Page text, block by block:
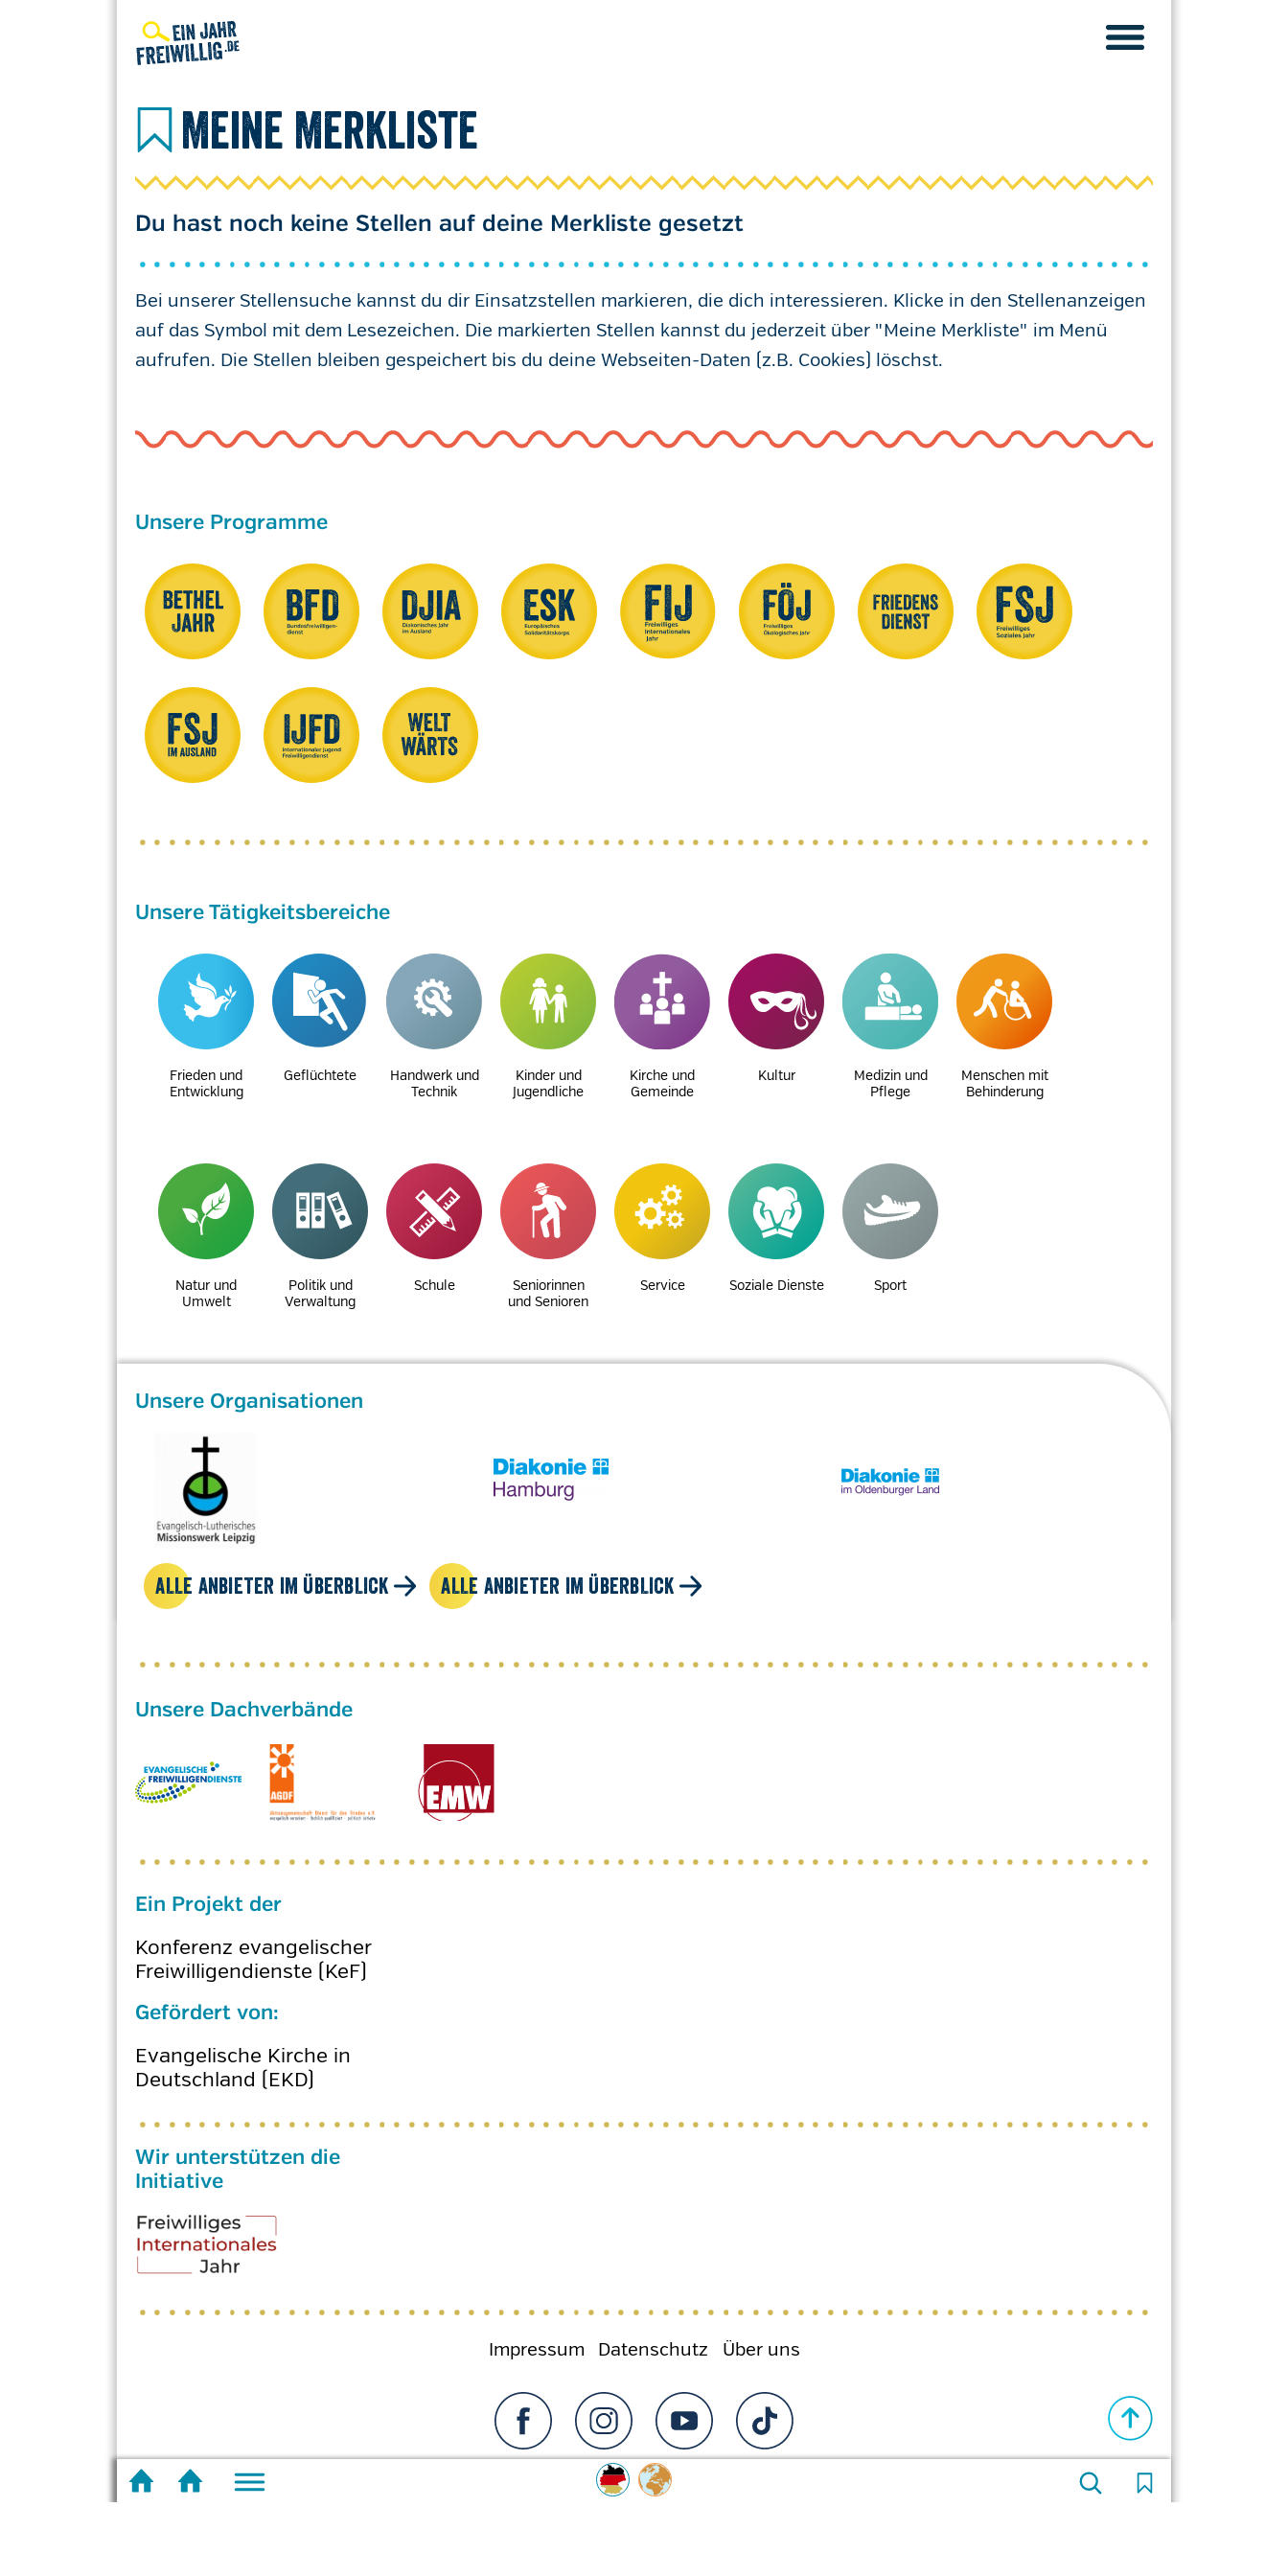
Meine Merkliste
Du hast noch keine Stellen auf deine Merkliste gesetzt
Bei unserer Stellensuche kannst du dir Einsatzstellen markieren, die dich interessieren. Klicke in den Stellenanzeigen
auf das Symbol mit dem Lesezeichen. Die markierten Stellen kannst du jederzeit über "Meine Merkliste" im Menü
aufrufen. Die Stellen bleiben gespeichert bis du deine Webseiten-Daten (z.B. Cookies) löschst.
Unsere Programme
Unsere Tätigkeitsbereiche
Frieden und
Entwicklung
Geflüchtete
Handwerk und
Technik
Kinder und
Jugendliche
Kirche und
Gemeinde
Kultur
Medizin und
Pflege
Menschen mit
Behinderung
Natur und
Umwelt
Politik und
Verwaltung
Schule
Seniorinnen
und Senioren
Service Soziale Dienste Sport
Unsere Organisationen
ALLE ANBIETER IM ÜBERBLICK ALLE ANBIETER IM ÜBERBLICK
Ein Projekt der
Konferenz evangelischer
Freiwilligendienste (KeF)
Gefördert von:
Evangelische Kirche in
Deutschland (EKD)
Wir unterstützen die
Initiative
Impressum Datenschutz Über uns